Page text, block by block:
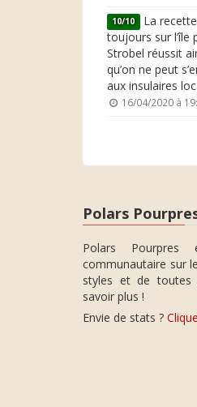
10/10 La recette
toujours sur
Strobel réussit
qu’on ne peut
aux insulaires
16/04/2020 à
Polars
Polars
communautaire sur
styles et de toutes
savoir plus !
Envie de stats ?